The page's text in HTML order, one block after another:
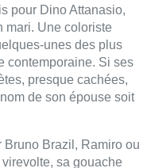
pour Dino Attanasio,
mari. Une coloriste
unes des plus
contemporaine. Si ses
presque cachées,
de son épouse soit
Bruno Brazil, Ramiro ou
sa gouache